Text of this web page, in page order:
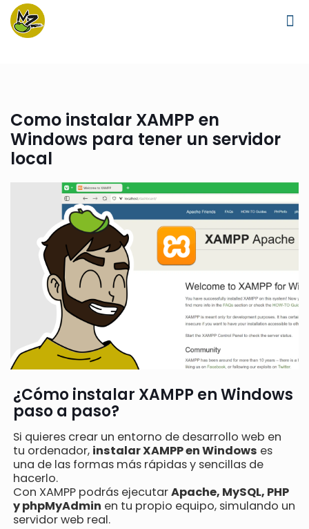
Como instalar XAMPP en
Windows para tener un servidor
local
¿Cómo instalar XAMPP en Windows
paso a paso?
Si quieres crear un entorno de desarrollo web en
tu ordenador, instalar XAMPP en Windows es
una de las formas más rápidas y sencillas de
hacerlo.
Con XAMPP podrás ejecutarApache, MySQL, PHP
y phpMyAdmin en tu propio equipo, simulando un
servidor web real.